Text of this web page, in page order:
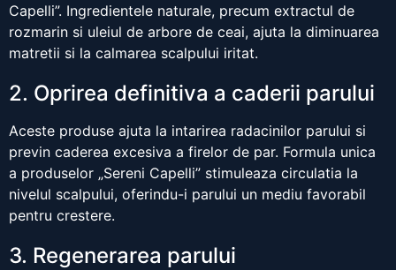
Capelli”. Ingredientele naturale, precum extractul de
rozmarin si uleiul de arbore de ceai, ajuta la diminuarea
matretii si la calmarea scalpului iritat.
2. Oprirea definitiva a caderii parului
Aceste produse ajuta la intarirea radacinilor parului si
previn caderea excesiva a firelor de par. Formula unica
a produselor „Sereni Capelli” stimuleaza circulatia la
nivelul scalpului, oferindu-i parului un mediu favorabil
pentru crestere.
3. Regenerarea parului